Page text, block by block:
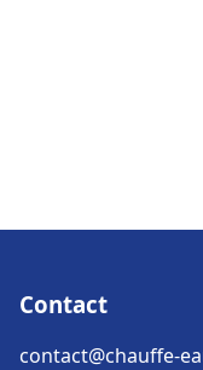
Contact
contact@chauffe-